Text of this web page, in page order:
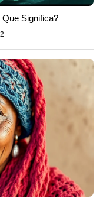
Significa?